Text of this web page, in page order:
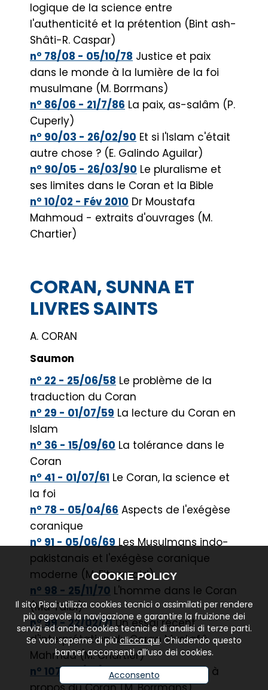
logique de la science entre
l'authenticité et la prétention (Bint ash-
Shâti-R. Caspar)
n° 78/08 - 05/10/78 Justice et paix
dans le monde à la lumière de la foi
musulmane (M. Borrmans)
n° 86/06 - 21/7/86 La paix, as-salâm (P.
Cuperly)
n° 90/03 - 26/02/90 Et si l'Islam c'était
autre chose ? (E. Galindo Aguilar)
n° 90/05 - 26/03/90 Le pluralisme et
ses limites dans le Coran et la Bible
n° 10/02 - Fév 2010 Dr Moustafa
Mahmoud - extraits d'ouvrages (M.
Chartier)
CORAN, SUNNA ET
LIVRES SAINTS
A. CORAN
Saumon
n° 22 - 25/06/58 Le problème de la
traduction du Coran
n° 29 - 01/07/59 La lecture du Coran en
Islam
n° 36 - 15/09/60 La tolérance dans le
Coran
n° 41 - 01/07/61 Le Coran, la science et
la foi
n° 78 - 05/04/66 Aspects de l'exégèse
coranique
n° 91 - 05/06/69Les Musulmans indo-
pakistanais et l'exégèse coranique
moderne (M. Fitzgerald)
n° 98 - 25/11/70 L'homme dans le Coran
(Md Talbi)
n° 99 - 22/02/71Un essai récent
d'interprétation du Coran Mustafâ
Mahmûd (M. Chartier)
n° 107 - 12/01/72Simples réflexions à
COOKIE POLICY
Il sito Pisai utilizza cookies tecnici o assimilati per rendere
più agevole la navigazione e garantire la fruizione dei
servizi ed anche cookies tecnici e di analisi di terze parti.
Se vuoi saperne di piùclicca qui. Chiudendo questo
banner acconsenti all’uso dei cookies.
Acconsento